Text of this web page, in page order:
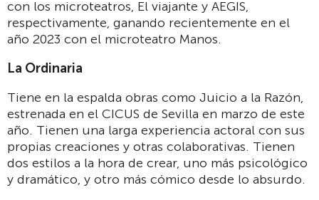
con los microteatros, El viajante y AEGIS,
respectivamente, ganando recientemente en el
año 2023 con el microteatro Manos.
La Ordinaria
Tiene en la espalda obras como Juicio a la Razón,
estrenada en el CICUS de Sevilla en marzo de este
año. Tienen una larga experiencia actoral con sus
propias creaciones y otras colaborativas. Tienen
dos estilos a la hora de crear, uno más psicológico
y dramático, y otro más cómico desde lo absurdo.